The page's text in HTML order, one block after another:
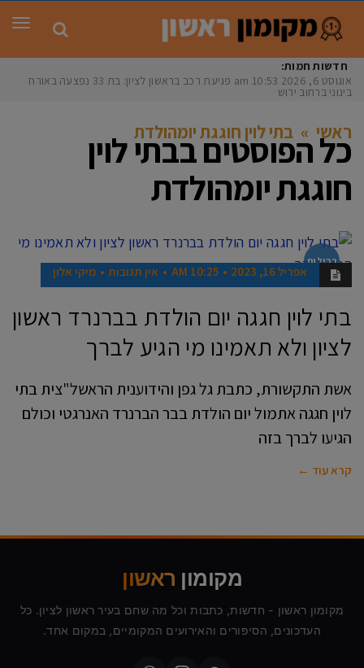
חדשות חמות:
אוגוסט 6, 2026
10:53 am פגיעת רכב בראשון לציון: בת 33 נפצעה באורח
בינוני ברחוב ירושלי
ראשי » בתי לוין חוגגת יומהולדת
כל הפוסטים בבתי לוין
חוגגת יומהולדת
רכילות
אפריל 16, 2023 10:25 AM אין תגובות מיקי אלון
בתי לוין חגגה יום הולדת בברנרד ראשון
לציון ולא תאמינו מי הגיע לברך
אשת התקשורת, כתבת גל גפן והידוענית הראשל"צית בתי
לוין חגגה אתמול יום הולדת בבר הברנרד האנרגטי וכולם
הגיעו לברך בזה
קרא עוד ←
מקומון ראשון
מקומון ראשון - חדשות, כתבות וכל מה שחם בעיר ראשון לציון. כל
העדכונים, הסיפורים והאירועים המקומיים, במקום אחד.